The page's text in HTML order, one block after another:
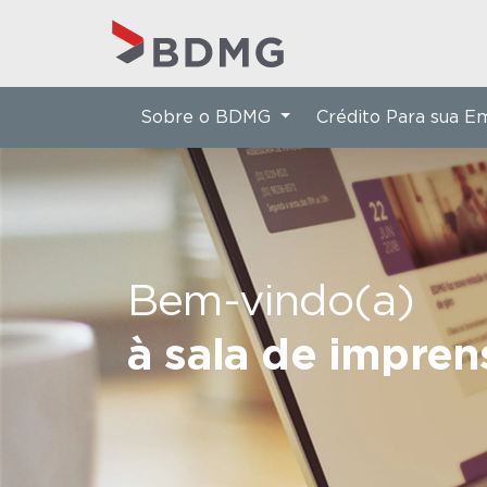
Bem-vindo(a)
à sala de
Sobre o BDMG Crédito Para sua